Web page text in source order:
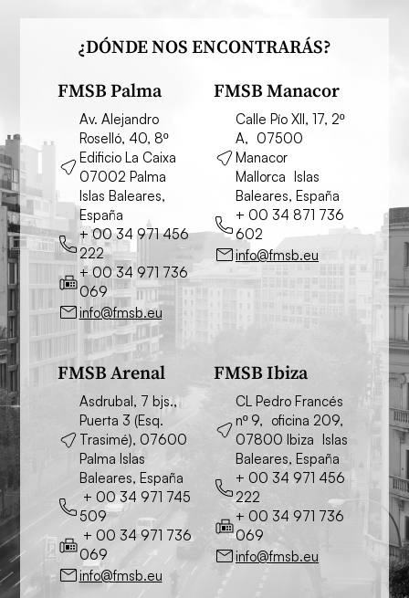
¿DÓNDE NOS ENCONTRARÁS?
FMSB Palma
Av. Alejandro
Roselló, 40, 8º
Edificio La Caixa
07002 Palma
Islas Baleares,
España
+ 00 34 971 456
222
+ 00 34 971 736
069
info@fmsb.eu
FMSB Manacor
Calle Pío XII, 17, 2º
A, 07500
Manacor
Mallorca Islas
Baleares, España
+ 00 34 871 736
602
info@fmsb.eu
FMSB Arenal
Asdrubal, 7 bjs.,
Puerta 3 (Esq.
Trasimé), 07600
Palma Islas
Baleares, España
+ 00 34 971 745
509
+ 00 34 971 736
069
info@fmsb.eu
FMSB Ibiza
CL Pedro Francés
nº 9, oficina 209,
07800 Ibiza Islas
Baleares, España
+ 00 34 971 456
222
+ 00 34 971 736
069
info@fmsb.eu